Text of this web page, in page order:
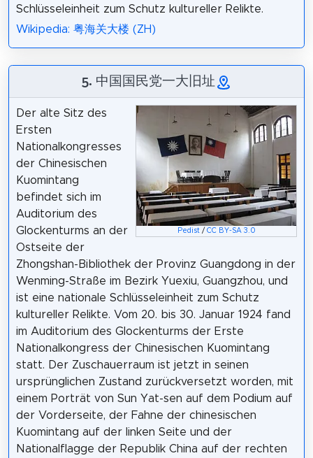
Schlüsseleinheit zum Schutz kultureller Relikte.
Wikipedia: 粤海关大楼 (ZH)
5. 中国国民党一大旧址
Pedist/ CC BY-SA 3.0
Der alte Sitz des
Ersten
Nationalkongresses
der Chinesischen
Kuomintang
befindet sich im
Auditorium des
Glockenturms an der
Ostseite der
Zhongshan-Bibliothek der Provinz Guangdong in der
Wenming-Straße im Bezirk Yuexiu, Guangzhou, und
ist eine nationale Schlüsseleinheit zum Schutz
kultureller Relikte. Vom 20. bis 30. Januar 1924 fand
im Auditorium des Glockenturms der Erste
Nationalkongress der Chinesischen Kuomintang
statt. Der Zuschauerraum ist jetzt in seinen
ursprünglichen Zustand zurückversetzt worden, mit
einem Porträt von Sun Yat-sen auf dem Podium auf
der Vorderseite, der Fahne der chinesischen
Kuomintang auf der linken Seite und der
Nationalflagge der Republik China auf der rechten